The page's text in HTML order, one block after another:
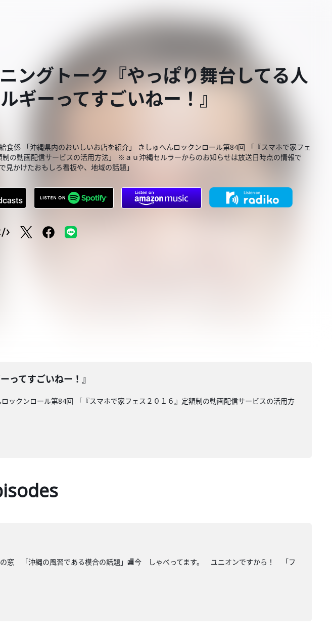
ングトーク『やっぱり舞台してる人
ギーってすごいねー！』
食係 「沖縄県内のおいしいお店を紹介」 きしゅへんロックンロール第84回 「『スマホで家フェ
制の動画配信サービスの活用方法」 ※ａｕ沖縄セルラーからのお知らせは放送日時点の情報で
見かけたおもしろ看板や、地域の話題」
ってすごいねー！』
ックンロール第84回 「『スマホで家フェス２０１６』定額制の動画配信サービスの活用方
窓 「沖縄の風習である模合の話題」🏬今 しゃべってます。 ユニオンですから！ 「フ